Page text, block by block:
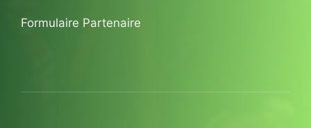
Formulaire Partenaire